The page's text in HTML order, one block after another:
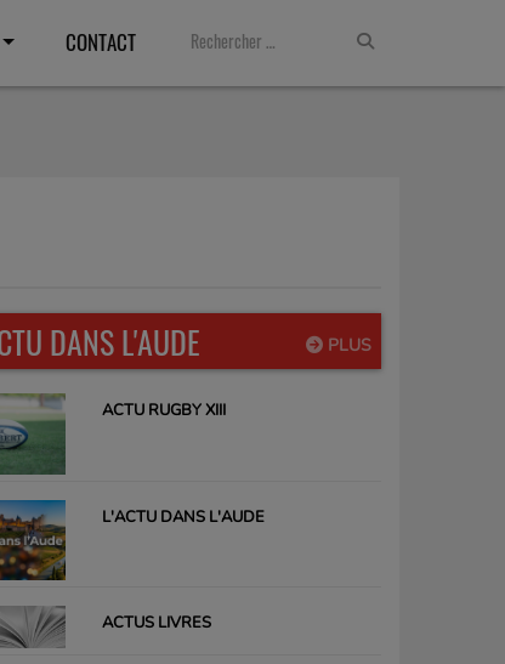
CONTACT
PLUS
DANS L'AUDE
ACTU RUGBY XIII
L'ACTU DANS L'AUDE
ACTUS LIVRES